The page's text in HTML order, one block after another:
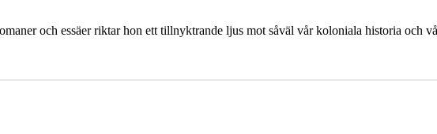
och essäer riktar hon ett tillnyktrande ljus mot såväl vår koloniala historia och